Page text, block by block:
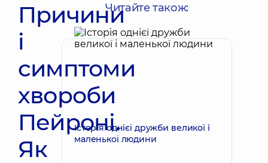
Причини
і
симптоми
хвороби
Пейроні.
Як
Читайте також:
Історія однієї дружби великої і
маленької людини